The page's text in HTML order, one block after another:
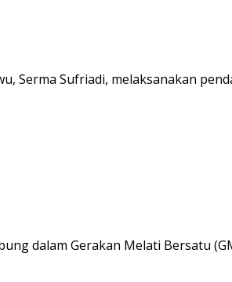
Serma Sufriadi, melaksanakan
dalam Gerakan Melati Bersatu